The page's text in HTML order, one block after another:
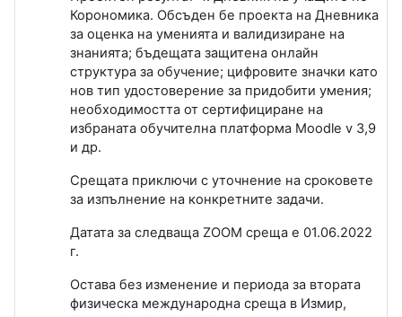
Корономика. Обсъден бе проекта на Дневника
за оценка на уменията и валидизиране на
знанията; бъдещата защитена онлайн
структура за обучение; цифровите значки като
нов тип удостоверение за придобити умения;
необходимостта от сертифициране на
избраната обучителна платформа Moodle v 3,9
и др.
Срещата приключи с уточнение на сроковете
за изпълнение на конкретните задачи.
Датата за следваща ZOOM среща е 01.06.2022
г.
Остава без изменение и периода за втората
физическа международна среща в Измир,